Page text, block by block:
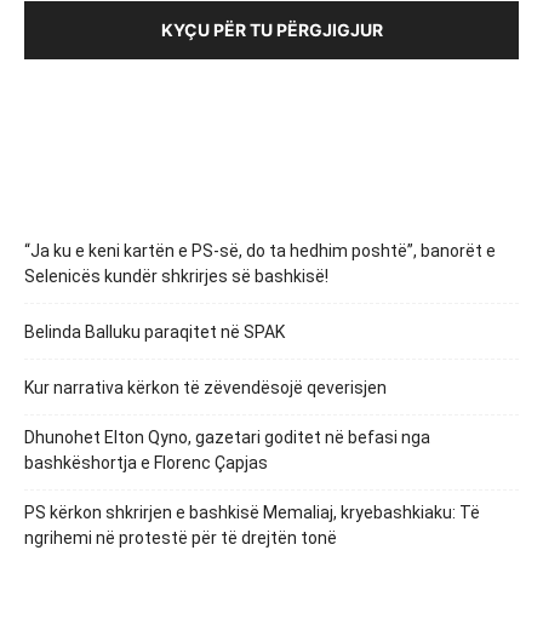
KYÇU PËR TU PËRGJIGJUR
“Ja ku e keni kartën e PS-së, do ta hedhim poshtë”, banorët e
Selenicës kundër shkrirjes së bashkisë!
Belinda Balluku paraqitet në SPAK
Kur narrativa kërkon të zëvendësojë qeverisjen
Dhunohet Elton Qyno, gazetari goditet në befasi nga
bashkëshortja e Florenc Çapjas
PS kërkon shkrirjen e bashkisë Memaliaj, kryebashkiaku: Të
ngrihemi në protestë për të drejtën tonë